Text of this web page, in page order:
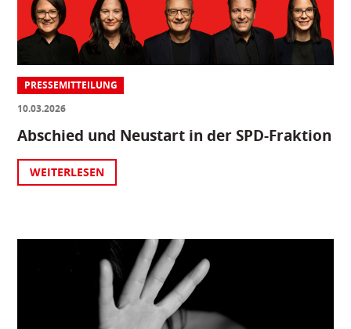
PRESSEMITTEILUNG
10.03.2026
Abschied und Neustart in der SPD-Fraktion
WEITERLESEN